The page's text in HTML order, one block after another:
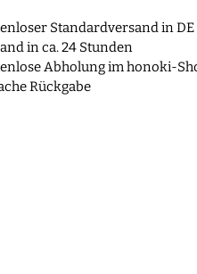
Standardversand in DE
in ca. 24 Stunden
Abholung im honoki-
Rückgabe